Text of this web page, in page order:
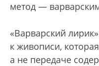
метод —
«Варварский
к живописи,
а не передаче